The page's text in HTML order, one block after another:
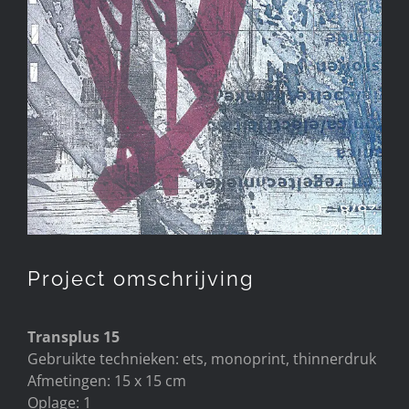
Project omschrijving
Transplus 15
Gebruikte technieken: ets, monoprint, thinnerdruk
Afmetingen: 15 x 15 cm
Oplage: 1